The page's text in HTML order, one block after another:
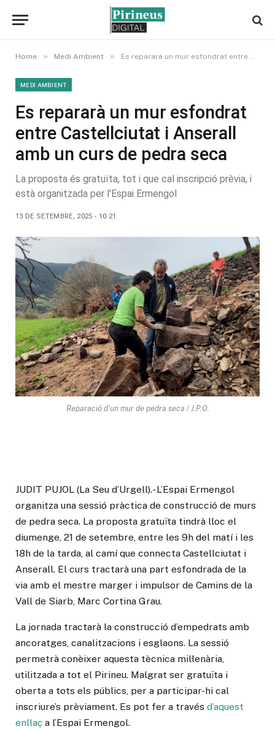
Home » Medi Ambient » Es repararà un mur esfondrat entre Castellciutat i Anserall amb un curs de pedra seca
MEDI AMBIENT
Es repararà un mur esfondrat
entre Castellciutat i Anserall
amb un curs de pedra seca
La proposta és gratuïta, tot i que cal inscripció prèvia, i
està organitzada per l'Espai Ermengol
13 DE SETEMBRE, 2025 - 10:21
Reparació d'un mur de pedra seca / J.P.O.
JUDIT PUJOL (La Seu d’Urgell).- L’Espai Ermengol
organitza una sessió pràctica de construcció de murs
de pedra seca. La proposta gratuïta tindrà lloc el
diumenge, 21 de setembre, entre les 9h del matí i les
18h de la tarda, al camí que connecta Castellciutat i
Anserall. El curs tractarà una part esfondrada de la
via amb el mestre marger i impulsor de Camins de la
Vall de Siarb, Marc Cortina Grau.
La jornada tractarà la construcció d’empedrats amb
ancoratges, canalitzacions i esglaons. La sessió
permetrà conèixer aquesta tècnica mil·lenària,
utilitzada a tot el Pirineu. Malgrat ser gratuïta i
oberta a tots els públics, per a participar-hi cal
inscriure’s prèviament. Es pot fer a través d’aquest
enllaç a l’Espai Ermengol.